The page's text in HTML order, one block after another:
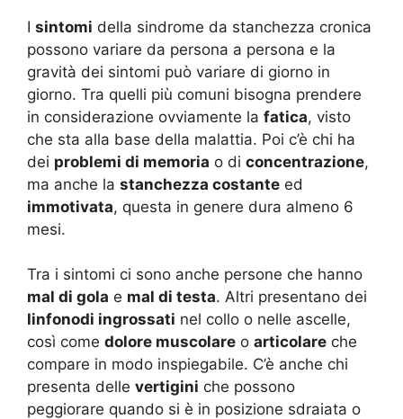
I sintomi della sindrome da stanchezza cronica
possono variare da persona a persona e la
gravità dei sintomi può variare di giorno in
giorno. Tra quelli più comuni bisogna prendere
in considerazione ovviamente la fatica, visto
che sta alla base della malattia. Poi c’è chi ha
dei problemi di memoria o di concentrazione,
ma anche la stanchezza costante ed
immotivata, questa in genere dura almeno 6
mesi.
Tra i sintomi ci sono anche persone che hanno
mal di gola e mal di testa. Altri presentano dei
linfonodi ingrossati nel collo o nelle ascelle,
così come dolore muscolare o articolare che
compare in modo inspiegabile. C’è anche chi
presenta delle vertigini che possono
peggiorare quando si è in posizione sdraiata o